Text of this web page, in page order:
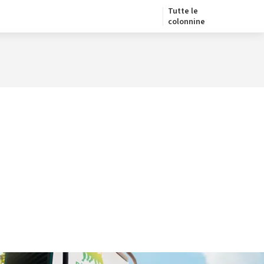
Tutte le
colonnine